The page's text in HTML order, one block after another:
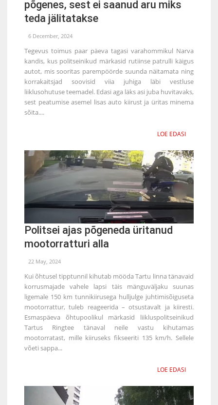
põgenes, sest ei saanud aru miks
teda jälitatakse
6 December, 2024
Tegevus toimus paar päeva tagasi varahommikul Narva
kandis, kus politseinikud märkasid rutiinse patrulli käigus
autot, mis sooritas parempöörde suunda näitamata ning
korrakaitsjad soovisid viia juhiga läbi vestluse
liiklusohutuse teemadel. Edasi aga läks asi juba huvitavaks,
sest peatumise asemel lisas auto kiirust ja üritas minema
sõita....
LOE EDASI
Politsei ajas põgeneda üritanud
mootorratturi alla
22 May, 2024
Kui õhtusel tipptunnil kihutab mööda Tartu linna tänavaid
korrusmajade vahele lapsi täis mänguväljaku suunas
ligemale 150 km tunnikiirusega hulljulge juhtimisõiguseta
mootorrattur, tuleb reageerida – otsustavalt ja kiiresti.
Esmaspäeva õhtupoolikul märkasid liikluspolitseinikud
Tartus Ringtee tänaval neile vastu kihutamas
mootorratast, mille kiiruseks fikseeriti 135 km/h. Sellele
võeti sappa...
LOE EDASI